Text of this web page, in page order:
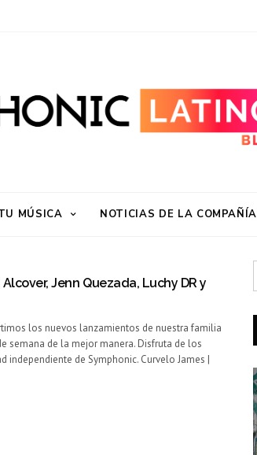
MÚSICA NOTICIAS DE LA COMPAÑÍA
Jenn Quezada, Luchy DR y
los nuevos lanzamientos de nuestra familia
semana de la mejor manera. Disfruta de los
de Symphonic. Curvelo James |